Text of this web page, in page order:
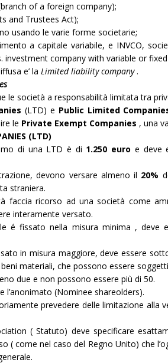
of a foreign company);
and Trustees Act);
usando le varie forme societarie;
a capitale variabile, e INVCO,
investment company with variable or fixed
e’ la Limited liability company.
le società a responsabilità limitata tra
(LTD) e Public Limited
le Private Exempt Companies , una
(LTD)
di una LTD è di 1.250 euro e deve
devono versare almeno il 20%
straniera.
faccia ricorso ad una società come
interamente versato.
é fissato nella misura minima , deve
in misura maggiore, deve essere
materiali, che possono essere
due e non possono essere più di 50.
l’anonimato (Nominee shareolders).
prevedere delle limitazione alla
( Statuto) deve specificare
( come nel caso del Regno Unito) che